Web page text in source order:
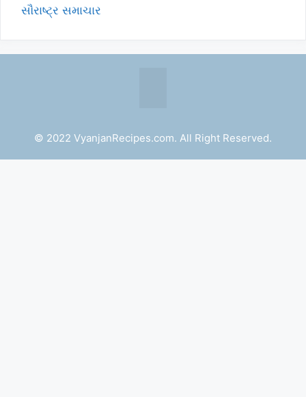
સૌરાષ્ટ્ર સમાચાર
© 2022 VyanjanRecipes.com. All Right Reserved.